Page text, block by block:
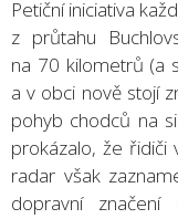
Petiční iniciativa
z průtahu
na 70 kilometrů (a
a v obci nově stojí
pohyb chodců na
prokázalo, že řidiči
radar však
dopravní značení